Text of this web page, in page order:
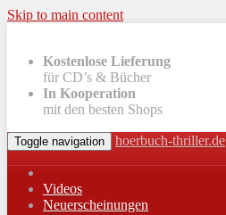
Skip to main content
Kostenlose Lieferung
für CD’s & Bücher
In Kooperation
mit den besten Shops
Toggle navigation hoerbuch-thriller.de
Videos
Neuerscheinungen